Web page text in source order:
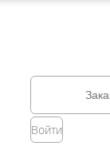
Войти